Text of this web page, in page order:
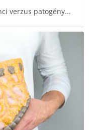
verzus patogény...